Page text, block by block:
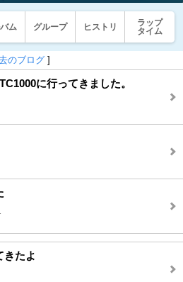
ム グループ ヒストリ
ラップ
タイム
のブログ ]
に行ってきました。
きたよ